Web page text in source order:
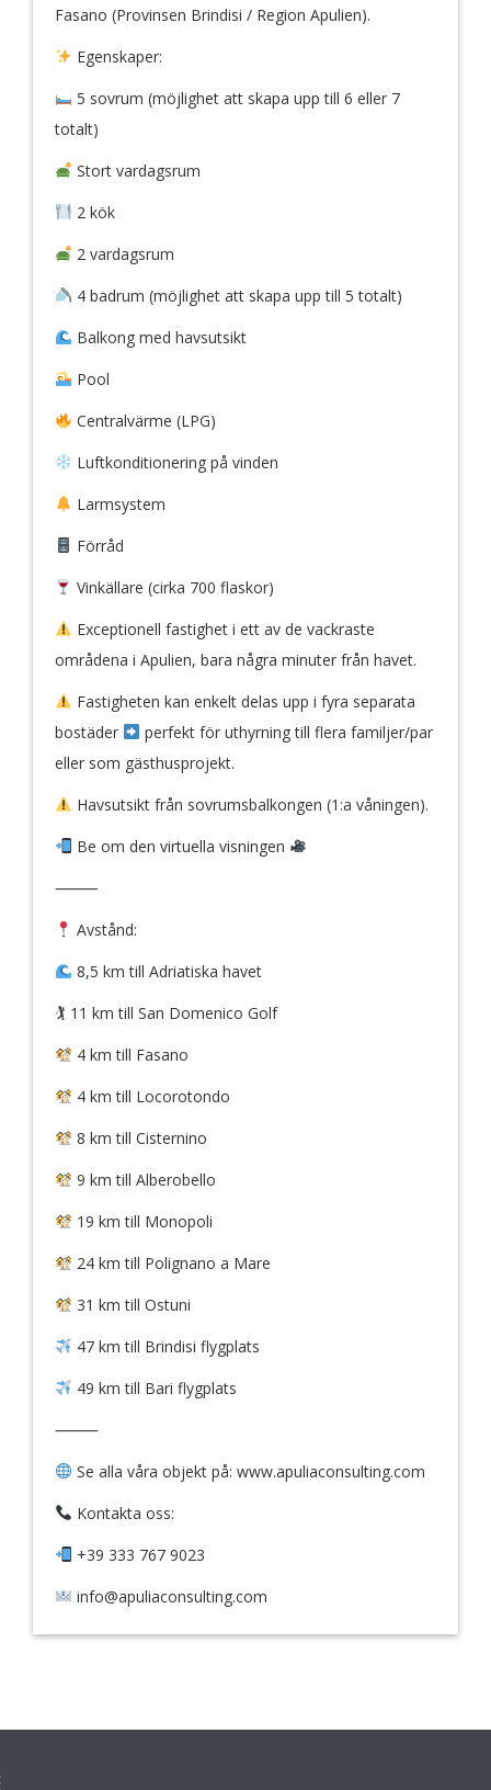
Fasano (Provinsen Brindisi / Region Apulien).
Egenskaper:
5 sovrum (möjlighet att skapa upp till 6 eller 7
totalt)
Stort vardagsrum
2 kök
2 vardagsrum
4 badrum (möjlighet att skapa upp till 5 totalt)
Balkong med havsutsikt
Pool
Centralvärme (LPG)
Luftkonditionering på vinden
Larmsystem
Förråd
Vinkällare (cirka 700 flaskor)
Exceptionell fastighet i ett av de vackraste
områdena i Apulien, bara några minuter från havet.
Fastigheten kan enkelt delas upp i fyra separata
bostäder
perfekt för uthyrning till flera familjer/par
eller som gästhusprojekt.
Havsutsikt från sovrumsbalkongen (1:a våningen).
Be om den virtuella visningen
⸻
Avstånd:
8,5 km till Adriatiska havet
🏌️ 11 km till San Domenico Golf
4 km till Fasano
4 km till Locorotondo
8 km till Cisternino
9 km till Alberobello
19 km till Monopoli
24 km till Polignano a Mare
31 km till Ostuni
47 km till Brindisi flygplats
49 km till Bari flygplats
⸻
Se alla våra objekt på: www.apuliaconsulting.com
Kontakta oss:
+39 333 767 9023
info@apuliaconsulting.com